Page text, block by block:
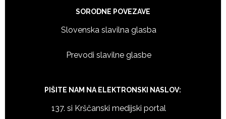
SORODNE POVEZAVE
Slovenska slavilna glasba
Prevodi slavilne glasbe
PIŠITE NAM NA ELEKTRONSKI NASLOV:
137. si Krščanski medijski portal